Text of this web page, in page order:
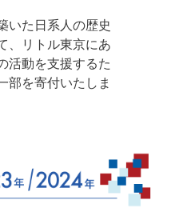
いた日系人の歴史
、リトル東京にあ
活動を支援するた
部を寄付いたしま